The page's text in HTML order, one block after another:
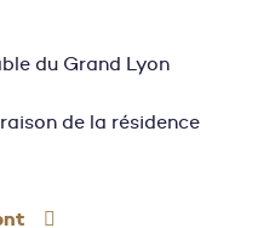
du Grand Lyon
de la résidence